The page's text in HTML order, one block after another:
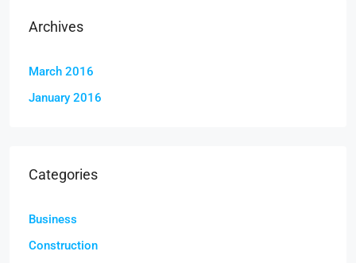
Archives
March 2016
January 2016
Categories
Business
Construction